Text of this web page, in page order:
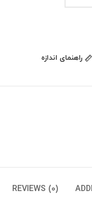
راهنمای اندازه
REVIEWS (0)